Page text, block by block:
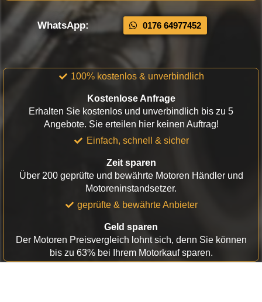
WhatsApp: 0176 64977452
100% kostenlos & unverbindlich
Kostenlose Anfrage
Erhalten Sie kostenlos und unverbindlich bis zu 5
Angebote. Sie erteilen hier keinen Auftrag!
Einfach, schnell & sicher
Zeit sparen
Über 200 geprüfte und bewährte Motoren Händler und
Motoreninstandsetzer.
geprüfte & bewährte Anbieter
Geld sparen
Der Motoren Preisvergleich lohnt sich, denn Sie können
bis zu 63% bei Ihrem Motorkauf sparen.